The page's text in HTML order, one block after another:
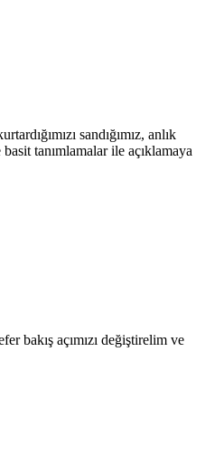
sandığımız, anlık
tanımlamalar ile açıklamaya
bakış açımızı değiştirelim ve